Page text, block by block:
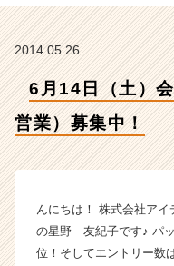
集
会
ア
イ
デ
2014.05.26
6月14日（土）
営業）募集中！
んにちは！ 株式会社アイ
の星野 友紀子です♪ パ
位！そしてエントリー数